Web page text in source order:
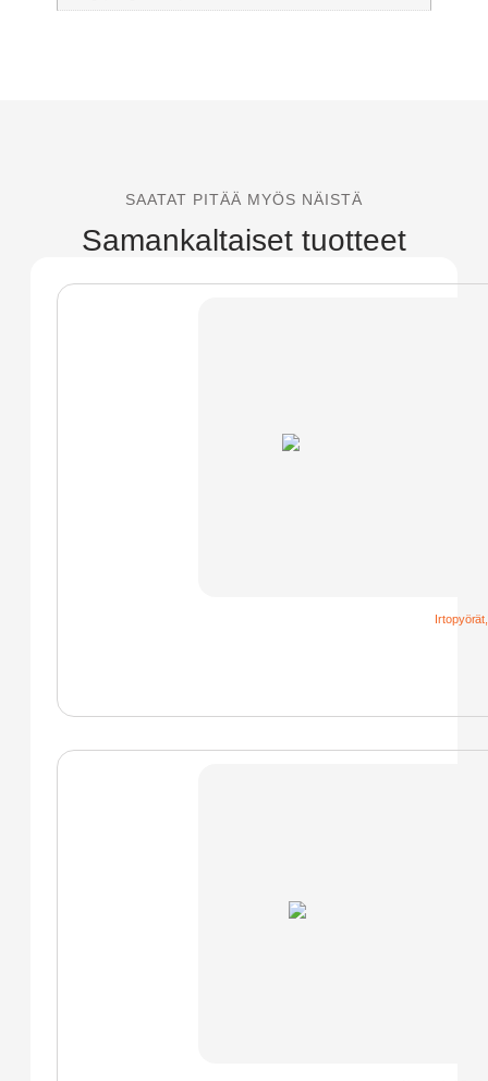
SAATAT PITÄÄ MYÖS NÄISTÄ
Samankaltaiset tuotteet
Irtopyörät